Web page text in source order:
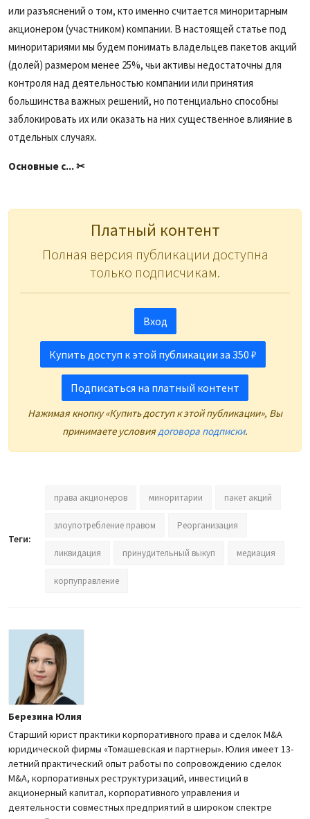
или разъяснений о том, кто именно считается миноритарным
акционером (участником) компании. В настоящей статье под
миноритариями мы будем понимать владельцев пакетов акций
(долей) размером менее 25%, чьи активы недостаточны для
контроля над деятельностью компании или принятия
большинства важных решений, но потенциально способны
заблокировать их или оказать на них существенное влияние в
отдельных случаях.
Основные с... ✂
Платный контент
Полная версия публикации доступна
только подписчикам.
Вход
Купить доступ к этой публикации за 350 ₽
Подписаться на платный контент
Нажимая кнопку «Купить доступ к этой публикации», Вы
принимаете условия договора подписки.
Теги:
права акционеров миноритарии пакет акций
злоупотребление правом Реорганизация
ликвидация принудительный выкуп медиация
корпуправление
Березина Юлия
Старший юрист практики корпоративного права и сделок M&A
юридической фирмы «Томашевская и партнеры». Юлия имеет 13-
летний практический опыт работы по сопровождению сделок
M&A, корпоративных реструктуризаций, инвестиций в
акционерный капитал, корпоративного управления и
деятельности совместных предприятий в широком спектре